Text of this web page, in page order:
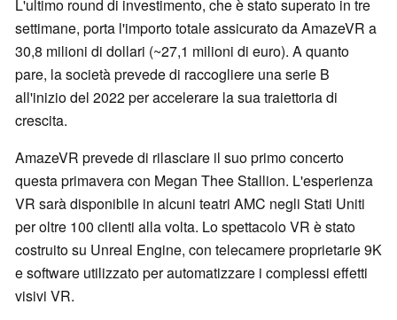
L'ultimo round di investimento, che è stato superato in tre
settimane, porta l'importo totale assicurato da AmazeVR a
30,8 milioni di dollari (~27,1 milioni di euro). A quanto
pare, la società prevede di raccogliere una serie B
all'inizio del 2022 per accelerare la sua traiettoria di
crescita.
AmazeVR prevede di rilasciare il suo primo concerto
questa primavera con Megan Thee Stallion. L'esperienza
VR sarà disponibile in alcuni teatri AMC negli Stati Uniti
per oltre 100 clienti alla volta. Lo spettacolo VR è stato
costruito su Unreal Engine, con telecamere proprietarie 9K
e software utilizzato per automatizzare i complessi effetti
visivi VR.